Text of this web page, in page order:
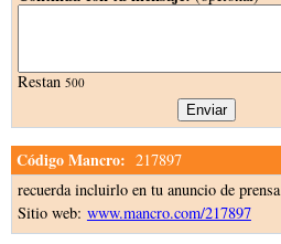
Restan 500
Código Mancro: 217897
recuerda incluirlo en tu anuncio de prensa
Sitio web: www.mancro.com/217897